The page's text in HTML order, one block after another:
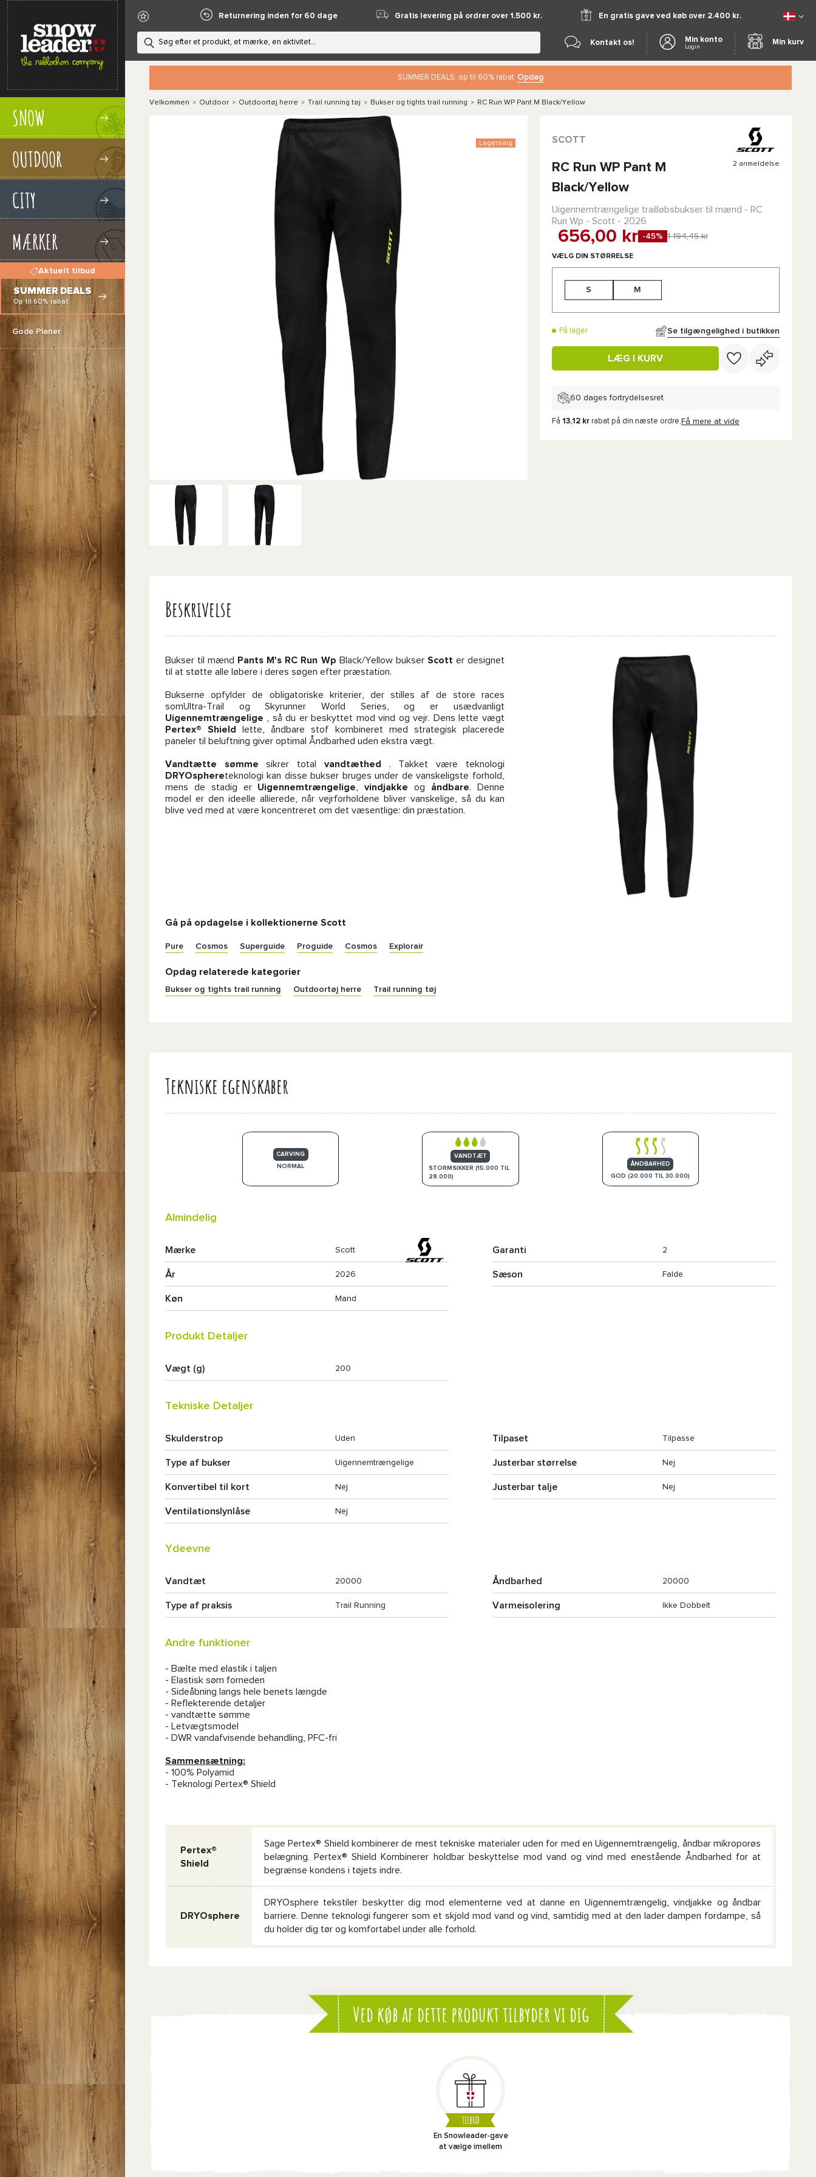
SNOW
OUTDOOR
CITY
MÆRKER
Aktuelt tilbud
SUMMER DEALS
Op til 60% rabat
Gode Planer
Returnering inden for 60 dage Gratis levering på ordrer over 1.500 kr. En gratis gave ved køb over 2.400 kr.
Kontakt os! Min konto
Login
Min kurv
SUMMER DEALS: op til 60% rabat Opdag
Velkommen > Outdoor > Outdoortøj herre > Trail running tøj > Bukser og tights trail running > RC Run WP Pant M Black/Yellow
Lagersalg SCOTT
RC Run WP Pant M
Black/Yellow
2 anmeldelse
Uigennemtrængelige trailløbsbukser til mænd - RC
Run Wp - Scott - 2026
656,00 kr -45% 1 194,45 kr
VÆLG DIN STØRRELSE
S M
På lager Se tilgængelighed i butikken
LÆG I KURV
60 dages fortrydelsesret
Få 13,12 kr rabat på din næste ordre. Få mere at vide
Beskrivelse
Bukser til mænd Pants M's RC Run Wp Black/Yellow bukser Scott er designet
til at støtte alle løbere i deres søgen efter præstation.
Bukserne opfylder de obligatoriske kriterier, der stilles af de store races
somUltra-Trail og Skyrunner World Series, og er usædvanligt
Uigennemtrængelige , så du er beskyttet mod vind og vejr. Dens lette vægt
Pertex® Shield
lette, åndbare stof kombineret med strategisk placerede
paneler til beluftning giver optimal Åndbarhed uden ekstra vægt.
Vandtætte sømme sikrer total vandtæthed
. Takket være teknologi
DRYOsphereteknologi kan disse bukser bruges under de vanskeligste forhold,
mens de stadig er Uigennemtrængelige ,vindjakke og åndbare. Denne
model er den ideelle allierede, når vejrforholdene bliver vanskelige, så du kan
blive ved med at være koncentreret om det væsentlige: din præstation.
Gå på opdagelse i kollektionerne Scott
Pure Cosmos Superguide Proguide Cosmos Explorair
Opdag relaterede kategorier
Bukser og tights trail running Outdoortøj herre Trail running tøj
Tekniske egenskaber
CARVING
NORMAL
VANDTÆT
STORMSIKKER (15.000 TIL
28.000)
ÅNDBARHED
GOD (20.000 TIL 30.000)
Almindelig
Mærke Scott Garanti 2
År 2026 Sæson Falde
Køn Mand
Produkt Detaljer
Vægt (g) 200
Tekniske Detaljer
Skulderstrop Uden Tilpaset Tilpasse
Type af bukser Uigennemtrængelige Justerbar størrelse Nej
Konvertibel til kort Nej Justerbar talje Nej
Ventilationslynlåse Nej
Ydeevne
Vandtæt 20000 Åndbarhed 20000
Type af praksis Trail Running Varmeisolering Ikke Dobbelt
Andre funktioner
- Bælte med elastik i taljen
- Elastisk søm forneden
- Sideåbning langs hele benets længde
- Reflekterende detaljer
- vandtætte sømme
- Letvægtsmodel
- DWR vandafvisende behandling, PFC-fri
Sammensætning:
- 100% Polyamid
- Teknologi Pertex® Shield
Pertex®
Shield
Sage Pertex® Shield kombinerer de mest tekniske materialer uden for med en Uigennemtrængelig, åndbar mikroporøs
belægning. Pertex® Shield Kombinerer holdbar beskyttelse mod vand og vind med enestående Åndbarhed for at
begrænse kondens i tøjets indre.
DRYOsphere
DRYOsphere tekstiler beskytter dig mod elementerne ved at danne en Uigennemtrængelig, vindjakke og åndbar
barriere. Denne teknologi fungerer som et skjold mod vand og vind, samtidig med at den lader dampen fordampe, så
du holder dig tør og komfortabel under alle forhold.
Ved køb af dette produkt tilbyder vi dig
TILBUD
En Snowleader-gave
at vælge imellem